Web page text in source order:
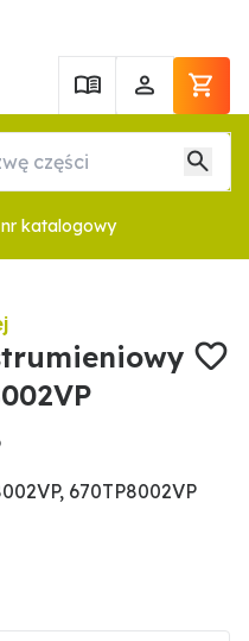
nr katalogowy
670TP8002VP